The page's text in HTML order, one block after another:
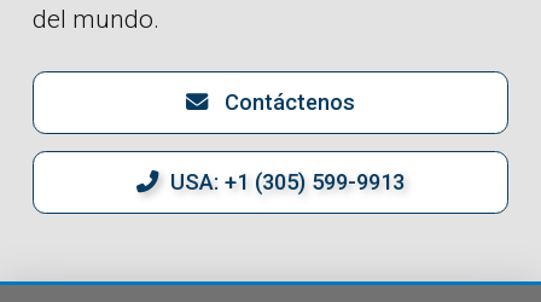
del mundo.
Contáctenos
USA: +1 (305) 599-9913